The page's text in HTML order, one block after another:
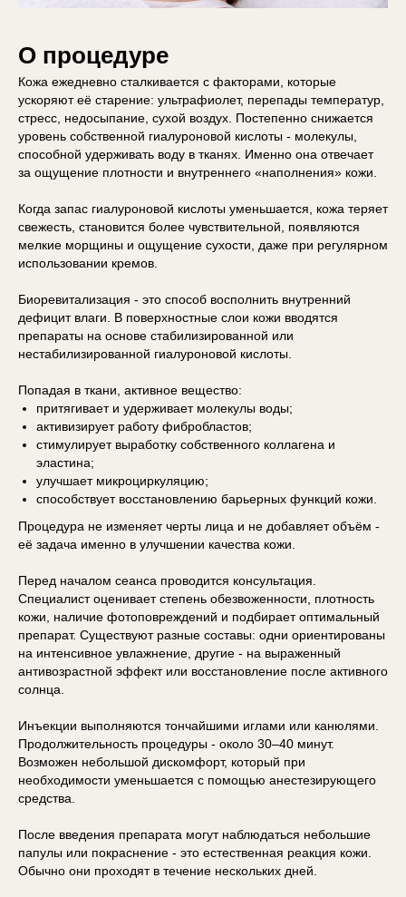
О процедуре
Кожа ежедневно сталкивается с факторами, которые
ускоряют её старение: ультрафиолет, перепады температур,
стресс, недосыпание, сухой воздух. Постепенно снижается
уровень собственной гиалуроновой кислоты - молекулы,
способной удерживать воду в тканях. Именно она отвечает
за ощущение плотности и внутреннего «наполнения» кожи.
Когда запас гиалуроновой кислоты уменьшается, кожа теряет
свежесть, становится более чувствительной, появляются
мелкие морщины и ощущение сухости, даже при регулярном
использовании кремов.
Биоревитализация - это способ восполнить внутренний
дефицит влаги. В поверхностные слои кожи вводятся
препараты на основе стабилизированной или
нестабилизированной гиалуроновой кислоты.
Попадая в ткани, активное вещество:
притягивает и удерживает молекулы воды;
активизирует работу фибробластов;
стимулирует выработку собственного коллагена и
эластина;
улучшает микроциркуляцию;
способствует восстановлению барьерных функций кожи.
Процедура не изменяет черты лица и не добавляет объём -
её задача именно в улучшении качества кожи.
Перед началом сеанса проводится консультация.
Специалист оценивает степень обезвоженности, плотность
кожи, наличие фотоповреждений и подбирает оптимальный
препарат. Существуют разные составы: одни ориентированы
на интенсивное увлажнение, другие - на выраженный
антивозрастной эффект или восстановление после активного
солнца.
Инъекции выполняются тончайшими иглами или канюлями.
Продолжительность процедуры - около 30–40 минут.
Возможен небольшой дискомфорт, который при
необходимости уменьшается с помощью анестезирующего
средства.
После введения препарата могут наблюдаться небольшие
папулы или покраснение - это естественная реакция кожи.
Обычно они проходят в течение нескольких дней.